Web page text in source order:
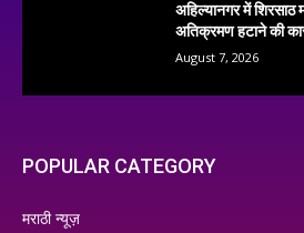
अहिल्यानगर में
अतिक्रमण हटाने की
August 7, 2026
POPULAR CATEGORY
मराठी न्यूज़